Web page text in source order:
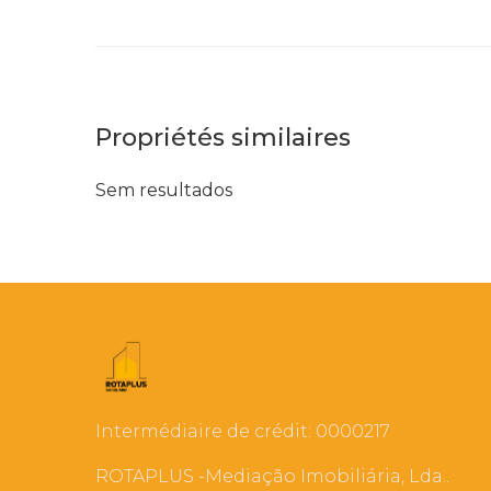
Propriétés similaires
Sem resultados
Intermédiaire de crédit: 0000217
ROTAPLUS -Mediação Imobiliária, Lda..